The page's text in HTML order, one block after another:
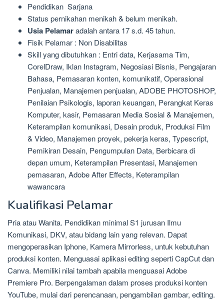
Pendidikan Sarjana
Status pernikahan menikah & belum menikah.
Usia Pelamaradalah antara 17 s.d. 45 tahun.
Fisik Pelamar : Non Disabilitas
Skill yang dibutuhkan : Entri data, Kerjasama Tim,
CorelDraw, Iklan Instagram, Negosiasi Bisnis, Pengajaran
Bahasa, Pemasaran konten, komunikatif, Operasional
Penjualan, Manajemen penjualan, ADOBE PHOTOSHOP,
Penilaian Psikologis, laporan keuangan, Perangkat Keras
Komputer, kasir, Pemasaran Media Sosial & Manajemen,
Keterampilan komunikasi, Desain produk, Produksi Film
& Video, Manajemen proyek, pekerja keras, Typescript,
Pemikiran Desain, Pengumpulan Data, Berbicara di
depan umum, Keterampilan Presentasi, Manajemen
pemasaran, Adobe After Effects, Keterampilan
wawancara
Kualifikasi Pelamar
Pria atau Wanita. Pendidikan minimal S1 jurusan Ilmu
Komunikasi, DKV, atau bidang lain yang relevan. Dapat
mengoperasikan Iphone, Kamera Mirrorless, untuk kebutuhan
produksi konten. Menguasai aplikasi editing seperti CapCut dan
Canva. Memiliki nilai tambah apabila menguasai Adobe
Premiere Pro. Berpengalaman dalam proses produksi konten
YouTube, mulai dari perencanaan, pengambilan gambar, editing.